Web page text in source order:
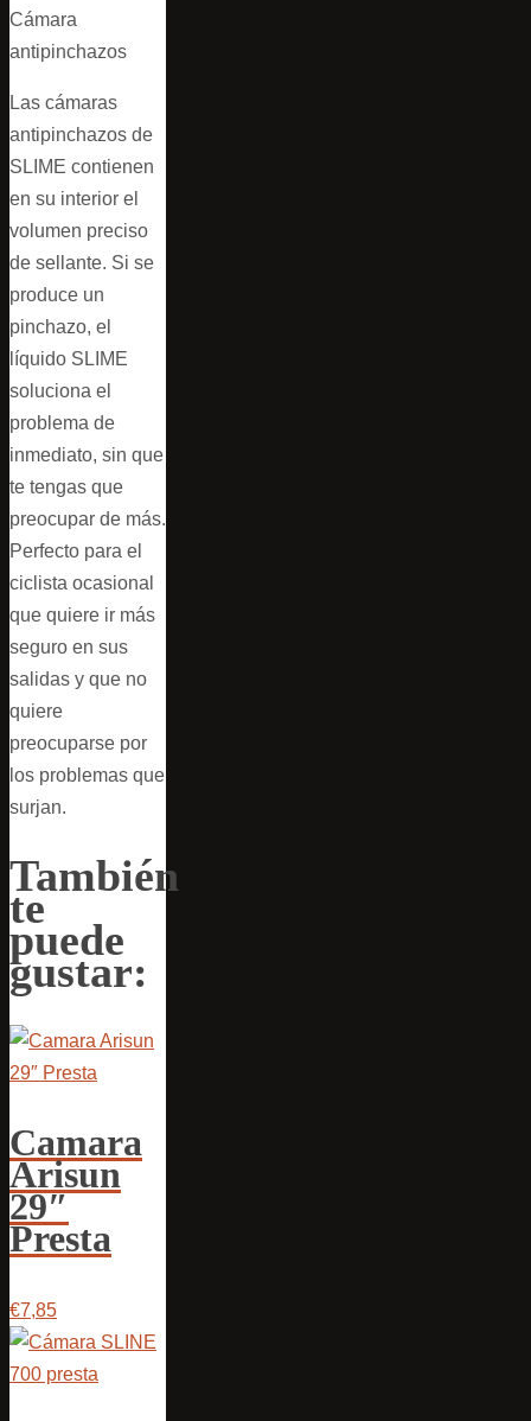
Cámara
antipinchazos
Las cámaras
antipinchazos de
SLIME contienen
en su interior el
volumen preciso
de sellante. Si se
produce un
pinchazo, el
líquido SLIME
soluciona el
problema de
inmediato, sin que
te tengas que
preocupar de más.
Perfecto para el
ciclista ocasional
que quiere ir más
seguro en sus
salidas y que no
quiere
preocuparse por
los problemas que
surjan.
También
te
puede
gustar:
Camara
Arisun
29″
Presta
€7,85